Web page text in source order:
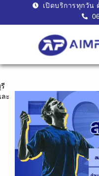
เปิดบริการทุกวัน
ะ